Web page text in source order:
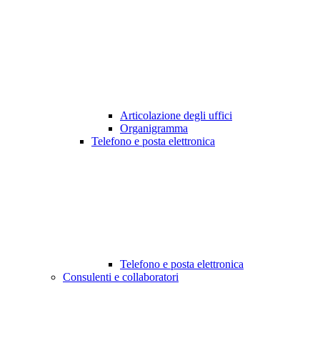
Articolazione degli uffici
Organigramma
Telefono e posta elettronica
Telefono e posta elettronica
Consulenti e collaboratori